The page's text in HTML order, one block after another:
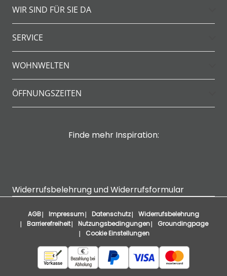
WIR SIND FÜR SIE DA
SERVICE
WOHNWELTEN
ÖFFNUNGSZEITEN
Finde mehr Inspiration:
Widerrufsbelehrung und Widerrufsformular
AGB Impressum Datenschutz
Widerrufsbelehrung
Barrierefreiheit
Nutzungsbedingungen
Groundingpage
Cookie Einstellungen